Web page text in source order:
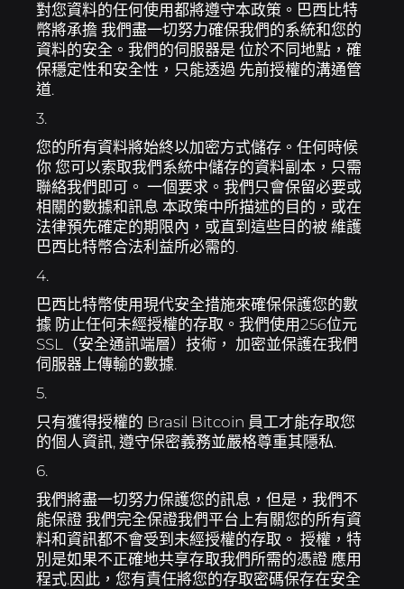
對您資料的任何使用都將遵守本政策。巴西比特
幣將承擔 我們盡一切努力確保我們的系統和您的
資料的安全。我們的伺服器是 位於不同地點，確
保穩定性和安全性，只能透過 先前授權的溝通管
道.
3.
您的所有資料將始終以加密方式儲存。任何時候
你 您可以索取我們系統中儲存的資料副本，只需
聯絡我們即可。 一個要求。我們只會保留必要或
相關的數據和訊息 本政策中所描述的目的，或在
法律預先確定的期限內，或直到這些目的被 維護
巴西比特幣合法利益所必需的.
4.
巴西比特幣使用現代安全措施來確保保護您的數
據 防止任何未經授權的存取。我們使用256位元
SSL（安全通訊端層）技術， 加密並保護在我們
伺服器上傳輸的數據.
5.
只有獲得授權的 Brasil Bitcoin 員工才能存取您
的個人資訊, 遵守保密義務並嚴格尊重其隱私.
6.
我們將盡一切努力保護您的訊息，但是，我們不
能保證 我們完全保證我們平台上有關您的所有資
料和資訊都不會受到未經授權的存取。 授權，特
別是如果不正確地共享存取我們所需的憑證 應用
程式.因此，您有責任將您的存取密碼保存在安全